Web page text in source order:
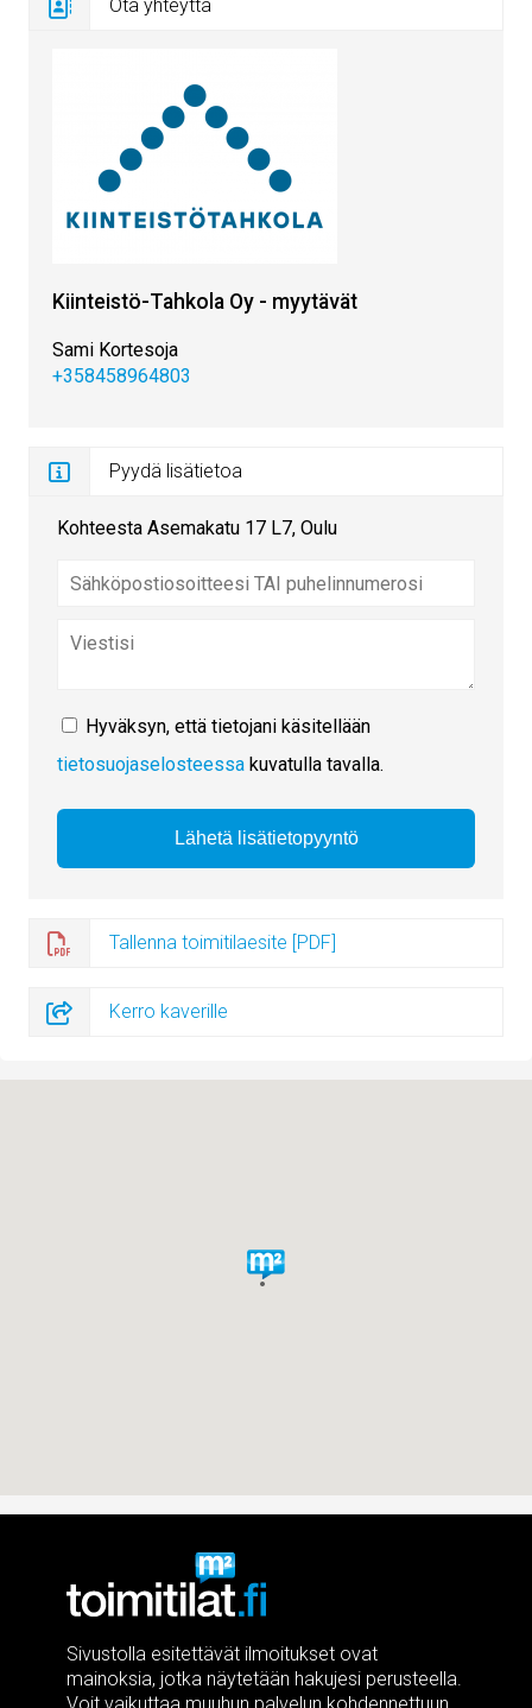
Ota yhteyttä
Kiinteistö-Tahkola Oy - myytävät
Sami Kortesoja
+358458964803
Pyydä lisätietoa
Kohteesta Asemakatu 17 L7, Oulu
Hyväksyn, että tietojani käsitellään
tietosuojaselosteessa kuvatulla tavalla.
Tallenna toimitilaesite [PDF]
Kerro kaverille
Sivustolla esitettävät ilmoitukset ovat
mainoksia, jotka näytetään hakujesi perusteella.